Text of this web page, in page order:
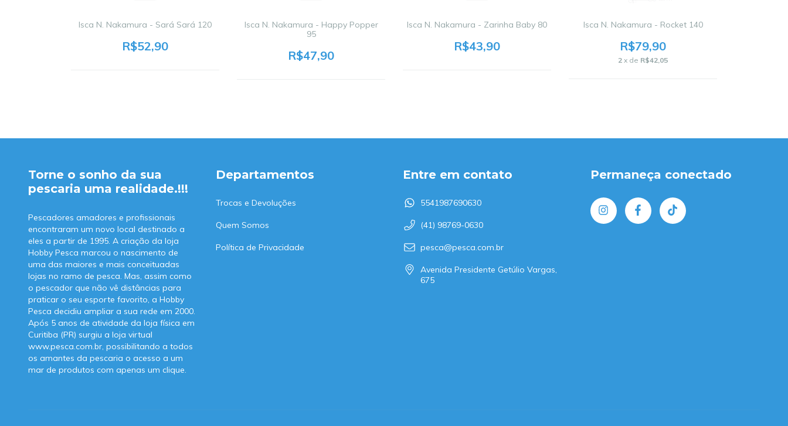
Isca N. Nakamura - Sará Sará 120
R$52,90
Isca N. Nakamura - Happy Popper
95
R$47,90
Isca N. Nakamura - Zarinha Baby 80
R$43,90
Isca N. Nakamura - Rocket 140
R$79,90
2 x de R$42,05
Torne o sonho da sua
pescaria uma realidade.!!!
Pescadores amadores e profissionais
encontraram um novo local destinado a
eles a partir de 1995. A criação da loja
Hobby Pesca marcou o nascimento de
uma das maiores e mais conceituadas
lojas no ramo de pesca. Mas, assim como
o pescador que não vê distâncias para
praticar o seu esporte favorito, a Hobby
Pesca decidiu ampliar a sua rede em 2000.
Após 5 anos de atividade da loja física em
Curitiba (PR) surgiu a loja virtual
www.pesca.com.br, possibilitando a todos
os amantes da pescaria o acesso a um
mar de produtos com apenas um clique.
Departamentos
Trocas e Devoluções
Quem Somos
Política de Privacidade
Entre em contato
5541987690630
(41) 98769-0630
pesca@pesca.com.br
Avenida Presidente Getúlio Vargas,
675
Permaneça conectado